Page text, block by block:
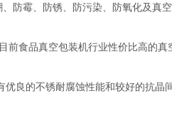
防霉、防锈、防污染、防氧化及真
前食品真空包装机行业性价比高的
良的不锈耐腐蚀性能和较好的抗